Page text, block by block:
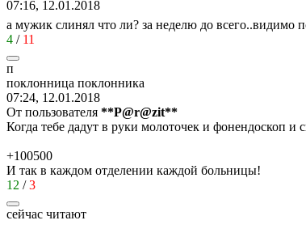
07:16, 12.01.2018
а мужик слинял что ли? за неделю до всего..видимо
4 / 11
п
поклонница поклонника
07:24, 12.01.2018
От пользователя **P@r@zit**
Когда тебе дадут в руки молоточек и фонендоскоп и
+100500
И так в каждом отделении каждой больницы!
12 /3
сейчас читают